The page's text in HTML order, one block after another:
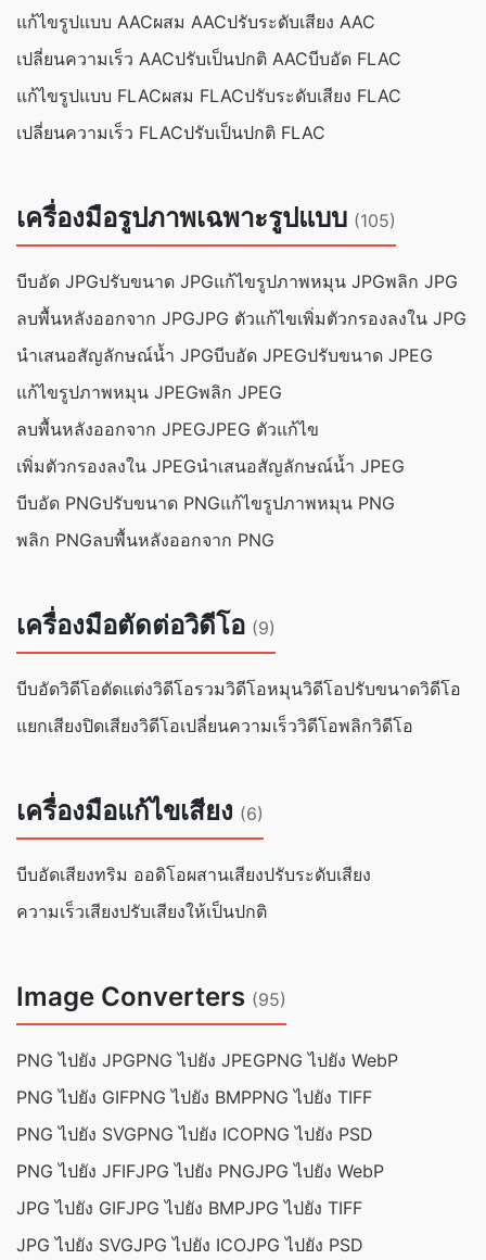
แก้ไขรูปแบบ AACผสม AACปรับระดับเสียง AAC
เปลี่ยนความเร็ว AACปรับเป็นปกติ AACบีบอัด FLAC
แก้ไขรูปแบบ FLACผสม FLACปรับระดับเสียง FLAC
เปลี่ยนความเร็ว FLACปรับเป็นปกติ FLAC
เครื่องมือรูปภาพเฉพาะรูปแบบ (105)
บีบอัด JPGปรับขนาด JPGแก้ไขรูปภาพหมุน JPGพลิก JPG
ลบพื้นหลังออกจาก JPGJPG ตัวแก้ไขเพิ่มตัวกรองลงใน JPG
นำเสนอสัญลักษณ์น้ำ JPGบีบอัด JPEGปรับขนาด JPEG
แก้ไขรูปภาพหมุน JPEGพลิก JPEG
ลบพื้นหลังออกจาก JPEGJPEG ตัวแก้ไข
เพิ่มตัวกรองลงใน JPEGนำเสนอสัญลักษณ์น้ำ JPEG
บีบอัด PNGปรับขนาด PNGแก้ไขรูปภาพหมุน PNG
พลิก PNGลบพื้นหลังออกจาก PNG
เครื่องมือตัดต่อวิดีโอ (9)
บีบอัดวิดีโอตัดแต่งวิดีโอรวมวิดีโอหมุนวิดีโอปรับขนาดวิดีโอ
แยกเสียงปิดเสียงวิดีโอเปลี่ยนความเร็ววิดีโอพลิกวิดีโอ
เครื่องมือแก้ไขเสียง (6)
บีบอัดเสียงทริม ออดิโอผสานเสียงปรับระดับเสียง
ความเร็วเสียงปรับเสียงให้เป็นปกติ
Image Converters (95)
PNG ไปยัง JPGPNG ไปยัง JPEGPNG ไปยัง WebP
PNG ไปยัง GIFPNG ไปยัง BMPPNG ไปยัง TIFF
PNG ไปยัง SVGPNG ไปยัง ICOPNG ไปยัง PSD
PNG ไปยัง JFIFJPG ไปยัง PNGJPG ไปยัง WebP
JPG ไปยัง GIFJPG ไปยัง BMPJPG ไปยัง TIFF
JPG ไปยัง SVGJPG ไปยัง ICOJPG ไปยัง PSD